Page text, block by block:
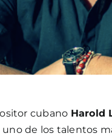
cubano Harold
de los talentos